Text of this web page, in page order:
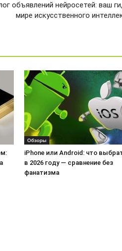
объявлений нейросетей: ваш
мире искусственного
Обзоры
iPhone или Android: что
в 2026 году — сравнение без
фанатизма